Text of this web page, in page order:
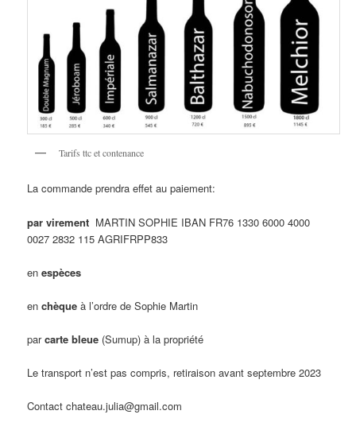
Tarifs ttc et contenance
La commande prendra effet au paiement:
par virement MARTIN SOPHIE IBAN FR76 1330 6000 4000
0027 2832 115 AGRIFRPP833
enespèces
en chèque à l’ordre de Sophie Martin
parcarte bleue (Sumup) à la propriété
Le transport n’est pas compris, retiraison avant septembre 2023
Contact chateau.julia@gmail.com